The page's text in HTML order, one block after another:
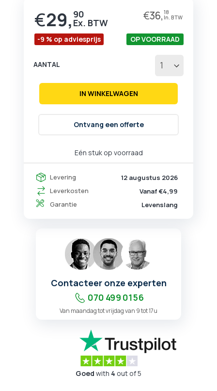
Prijs
€29, 90 €36, 18
-9 % op adviesprijs
Eén stuk op voorraad
OP VOORRAAD
Levering
12 augustus 2026
Leverkosten
Vanaf €4,99
Garantie
Levenslang
AANTAL
IN WINKELWAGEN
Ontvang een offerte
afbeeldingen-
Contacteer onze experten
070 499 01 56
Van maandag tot vrijdag van 9 tot 17u
Goed with 4 out of 5